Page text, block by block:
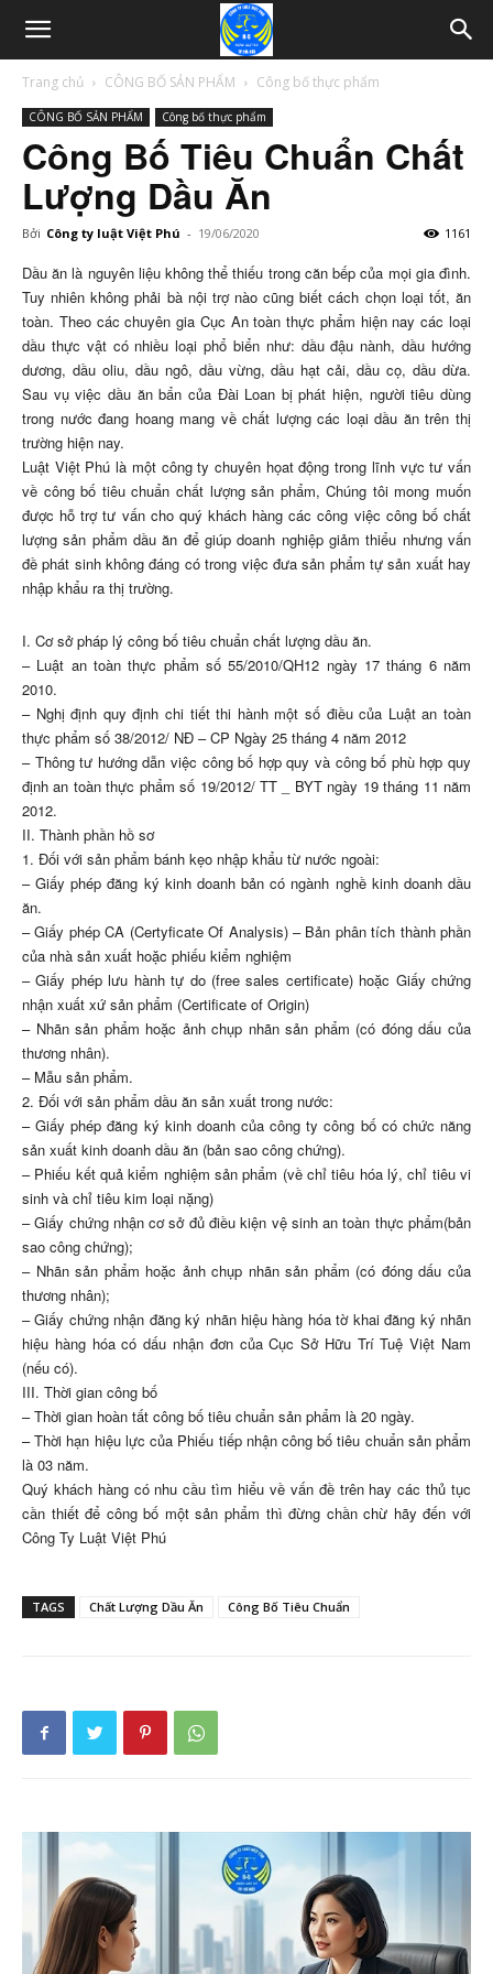
Trang chủ CÔNG BỐ SẢN PHẨM Công bố thực phẩm
CÔNG BỐ SẢN PHẨM Công bố thực phẩm
Công Bố Tiêu Chuẩn Chất
Lượng Dầu Ăn
Bởi Công ty luật Việt Phú - 19/06/2020 1161
Dầu ăn là nguyên liệu không thể thiếu trong căn bếp của mọi gia đình.
Tuy nhiên không phải bà nội trợ nào cũng biết cách chọn loại tốt, ăn
toàn. Theo các chuyên gia Cục An toàn thực phẩm hiện nay các loại
dầu thực vật có nhiều loại phổ biển như: dầu đậu nành, dầu hướng
dương, dầu oliu, dầu ngô, dầu vừng, dầu hạt cải, dầu cọ, dầu dừa.
Sau vụ việc dầu ăn bẩn của Đài Loan bị phát hiện, người tiêu dùng
trong nước đang hoang mang về chất lượng các loại dầu ăn trên thị
trường hiện nay.
Luật Việt Phú là một công ty chuyên họat động trong lĩnh vực tư vấn
về công bố tiêu chuẩn chất lượng sản phẩm, Chúng tôi mong muốn
được hỗ trợ tư vấn cho quý khách hàng các công việc công bố chất
lượng sản phẩm dầu ăn để giúp doanh nghiệp giảm thiểu nhưng vấn
đề phát sinh không đáng có trong việc đưa sản phẩm tự sản xuất hay
nhập khẩu ra thị trường.
I. Cơ sở pháp lý công bố tiêu chuẩn chất lượng dầu ăn.
– Luật an toàn thực phẩm số 55/2010/QH12 ngày 17 tháng 6 năm
2010.
– Nghị định quy định chi tiết thi hành một số điều của Luật an toàn
thực phẩm số 38/2012/ NĐ – CP Ngày 25 tháng 4 năm 2012
– Thông tư hướng dẫn việc công bố hợp quy và công bố phù hợp quy
định an toàn thực phẩm số 19/2012/ TT _ BYT ngày 19 tháng 11 năm
2012.
II. Thành phần hồ sơ
1. Đối với sản phẩm bánh kẹo nhập khẩu từ nước ngoài:
– Giấy phép đăng ký kinh doanh bản có ngành nghề kinh doanh dầu
ăn.
– Giấy phép CA (Certyficate Of Analysis) – Bản phân tích thành phần
của nhà sản xuất hoặc phiếu kiểm nghiệm
– Giấy phép lưu hành tự do (free sales certificate) hoặc Giấy chứng
nhận xuất xứ sản phẩm (Certificate of Origin)
– Nhãn sản phẩm hoặc ảnh chụp nhãn sản phẩm (có đóng dấu của
thương nhân).
– Mẫu sản phẩm.
2. Đối với sản phẩm dầu ăn sản xuất trong nước:
– Giấy phép đăng ký kinh doanh của công ty công bố có chức năng
sản xuất kinh doanh dầu ăn (bản sao công chứng).
– Phiếu kết quả kiểm nghiệm sản phẩm (về chỉ tiêu hóa lý, chỉ tiêu vi
sinh và chỉ tiêu kim loại nặng)
– Giấy chứng nhận cơ sở đủ điều kiện vệ sinh an toàn thực phẩm(bản
sao công chứng);
– Nhãn sản phẩm hoặc ảnh chụp nhãn sản phẩm (có đóng dấu của
thương nhân);
– Giấy chứng nhận đăng ký nhãn hiệu hàng hóa tờ khai đăng ký nhãn
hiệu hàng hóa có dấu nhận đơn của Cục Sở Hữu Trí Tuệ Việt Nam
(nếu có).
III. Thời gian công bố
– Thời gian hoàn tất công bố tiêu chuẩn sản phẩm là 20 ngày.
– Thời hạn hiệu lực của Phiếu tiếp nhận công bố tiêu chuẩn sản phẩm
là 03 năm.
Quý khách hàng có nhu cầu tìm hiểu về vấn đề trên hay các thủ tục
cần thiết để công bố một sản phẩm thì đừng chần chừ hãy đến với
Công Ty Luật Việt Phú
TAGS Chất Lượng Dầu Ăn Công Bố Tiêu Chuẩn